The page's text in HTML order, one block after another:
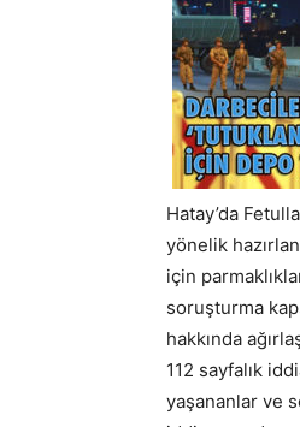
Hatay’da
yönelik
için
soruşturma
hakkında
112 sayfalık
yaşananlar ve